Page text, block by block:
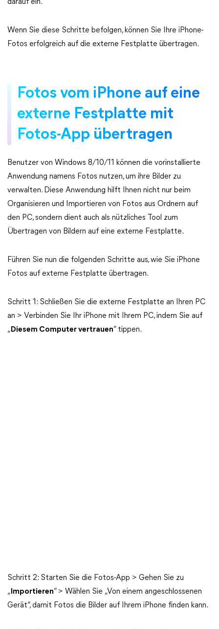
darauf ein.
Wenn Sie diese Schritte befolgen, können Sie Ihre iPhone-
Fotos erfolgreich auf die externe Festplatte übertragen.
Fotos vom iPhone auf eine
externe Festplatte mit
Fotos-App übertragen
Benutzer von Windows 8/10/11 können die vorinstallierte
Anwendung namens Fotos nutzen, um ihre Bilder zu
verwalten. Diese Anwendung hilft Ihnen nicht nur beim
Organisieren und Importieren von Fotos aus Ordnern auf
den PC, sondern dient auch als nützliches Tool zum
Übertragen von Bildern auf eine externe Festplatte.
Führen Sie nun die folgenden Schritte aus, wie Sie iPhone
Fotos auf externe Festplatte übertragen.
Schritt 1: Schließen Sie die externe Festplatte an Ihren PC
an > Verbinden Sie Ihr iPhone mit Ihrem PC, indem Sie auf
„ Diesem Computer vertrauen“ tippen.
Schritt 2: Starten Sie die Fotos-App > Gehen Sie zu
„ Importieren“ > Wählen Sie „Von einem angeschlossenen
Gerät“, damit Fotos die Bilder auf Ihrem iPhone finden kann.